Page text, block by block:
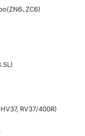
、ZC6)
RV37/400R)